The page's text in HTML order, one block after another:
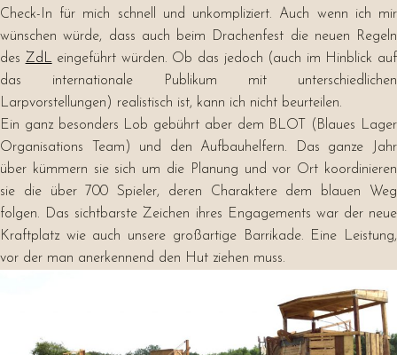
Check-In für mich schnell und unkompliziert. Auch wenn ich mir
wünschen würde, dass auch beim Drachenfest die neuen Regeln
des ZdL eingeführt würden. Ob das jedoch (auch im Hinblick auf
das internationale Publikum mit unterschiedlichen
Larpvorstellungen) realistisch ist, kann ich nicht beurteilen.
Ein ganz besonders Lob gebührt aber dem BLOT (Blaues Lager
Organisations Team) und den Aufbauhelfern. Das ganze Jahr
über kümmern sie sich um die Planung und vor Ort koordinieren
sie die über 700 Spieler, deren Charaktere dem blauen Weg
folgen. Das sichtbarste Zeichen ihres Engagements war der neue
Kraftplatz wie auch unsere großartige Barrikade. Eine Leistung,
vor der man anerkennend den Hut ziehen muss.